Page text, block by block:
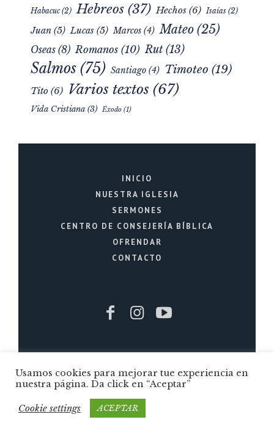
Habacuc (2) Hebreos (37) Hechos (6) Isaías (2)
Juan (5) Lucas (5) Marcos (4) Mateo (25)
Oseas (8) Romanos (10) Rut(13)
Salmos (75) Santiago (4) Timoteo (19)
Tito (6) Varios textos (67)
Vida Cristiana (3) Éxodo (1)
INICIO
NUESTRA IGLESIA
SERMONES
CENTRO DE CONSEJERÍA BÍBLICA
OFRENDAR
CONTACTO
los Derechos Reservados / Quito - Ecuador
Usamos cookies para mejorar tue experiencia en
nuestra página. Da click en “Aceptar”
Cookie settings ACEPTAR